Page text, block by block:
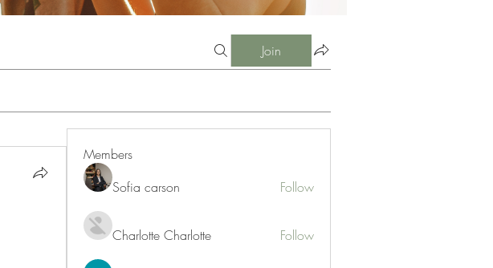
Join
Members
Sofia carson
Follow
Charlotte Charlotte Follow